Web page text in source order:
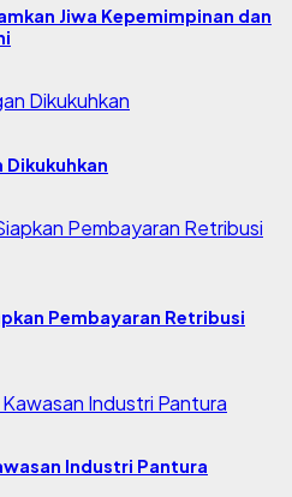
Jiwa Kepemimpinan dan
Dikukuhkan
Pembayaran Retribusi
Industri Pantura